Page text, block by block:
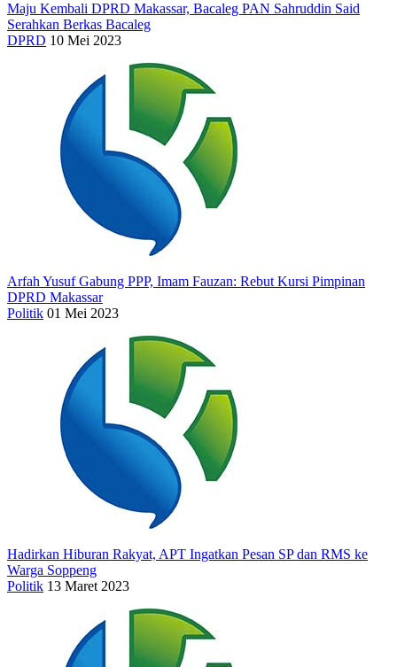
Maju Kembali DPRD Makassar, Bacaleg PAN Sahruddin Said
Serahkan Berkas Bacaleg
DPRD 10 Mei 2023
Arfah Yusuf Gabung PPP, Imam Fauzan: Rebut Kursi Pimpinan
DPRD Makassar
Politik 01 Mei 2023
Hadirkan Hiburan Rakyat, APT Ingatkan Pesan SP dan RMS ke
Warga Soppeng
Politik 13 Maret 2023